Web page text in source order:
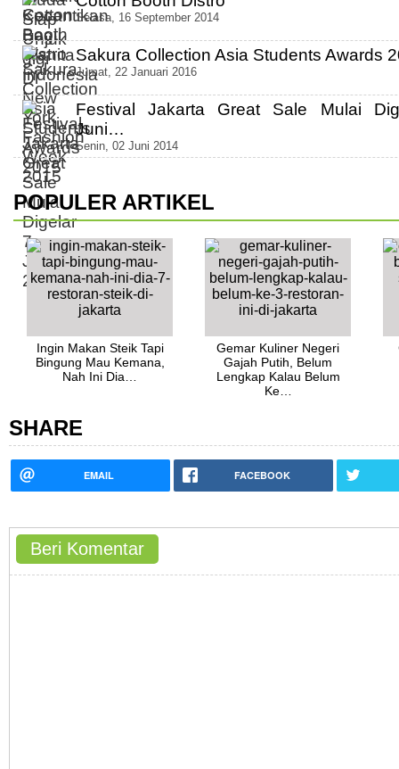
Selasa, 16 September 2014
Sakura Collection Asia Students Awards
Jumat, 22 Januari 2016
Festival Jakarta Great Sale Mulai
Juni…
Senin, 02 Juni 2014
POPULER ARTIKEL
Ingin Makan Steik Tapi
Bingung Mau Kemana,
Nah Ini Dia…
Gemar Kuliner Negeri
Gajah Putih, Belum
Lengkap Kalau Belum
Ke…
SHARE
EMAIL FACEBOOK
Beri Komentar